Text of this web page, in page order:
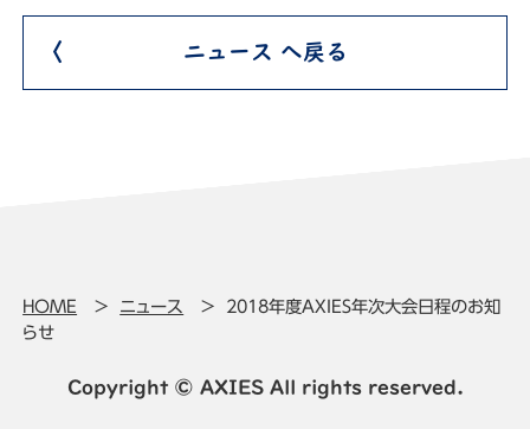
ニュース へ戻る
HOME ニュース
2018年度AXIES年次大会日程のお知
らせ
Copyright © AXIES All rights reserved.